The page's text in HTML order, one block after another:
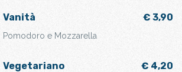
Vanità € 3,90
Pomodoro e Mozzarella
Vegetariano € 4,20